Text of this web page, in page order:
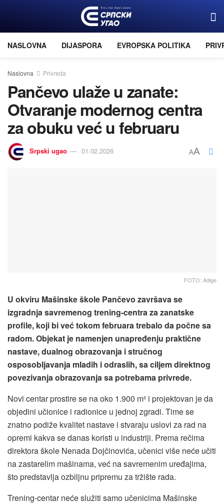
NASLOVNA DIJASPORA EVROPSKA POLITIKA
Naslovna Privreda
Pančevo ulaže u zanate:
Otvaranje modernog centra
za obuku već u februaru
Srpski ugao 01.02.2026 AA
FOTO: Adige
U okviru Mašinske škole Pančevo završava se
izgradnja savremenog trening-centra za zanatske
profile, koji bi već tokom februara trebalo da počne sa
radom. Objekat je namenjen unapređenju praktične
nastave, dualnog obrazovanja i stručnog
osposobljavanja mladih i odraslih, sa ciljem direktnog
povezivanja obrazovanja sa potrebama privrede.
Novi centar prostire se na oko 1.900 m² i projektovan je da
objedini učionice i radionice u jednoj zgradi. Time se
znatno podiže kvalitet nastave i stvaraju uslovi za rad na
opremi kakva se danas koristi u industriji. Prema rečima
direktora škole Nenada Dojčinovića, učenici više neće učiti
na zastarelim mašinama, već na savremenim uređajima,
što predstavlja ozbiljnu pripremu za tržište rada.
Trening-centar neće služiti samo učenicima Mašinske